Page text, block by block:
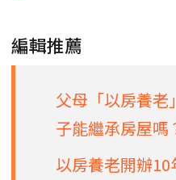
編輯推薦
父母「以房養老
子能繼承房屋嗎
以房養老開辦